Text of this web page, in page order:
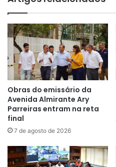
Obras do emissário da
Avenida Almirante Ary
Parreiras entram na reta
final
7 de agosto de 2026